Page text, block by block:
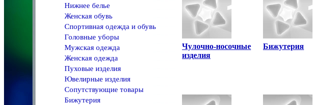
Нижнее белье
Женская обувь
Спортивная одежда и обувь
Головные уборы
Мужская одежда
Женская одежда
Пуховые изделия
Ювелирные изделия
Сопутствующие товары
Бижутерия
Чулочно-носочные
изделия
Бижутерия